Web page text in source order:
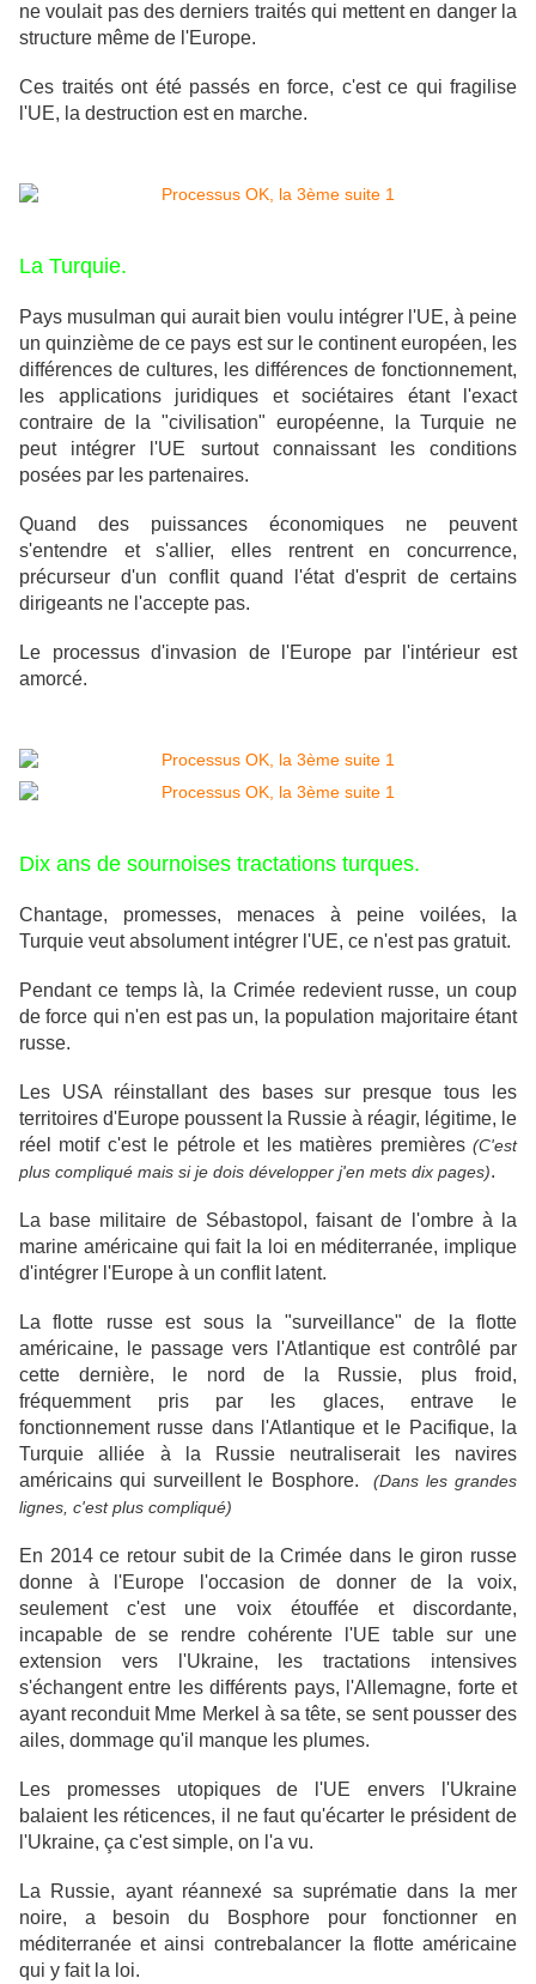
ne voulait pas des derniers traités qui mettent en danger la
structure même de l'Europe.
Ces traités ont été passés en force, c'est ce qui fragilise
l'UE, la destruction est en marche.
La Turquie.
Pays musulman qui aurait bien voulu intégrer l'UE, à peine
un quinzième de ce pays est sur le continent européen, les
différences de cultures, les différences de fonctionnement,
les applications juridiques et sociétaires étant l'exact
contraire de la "civilisation" européenne, la Turquie ne
peut intégrer l'UE surtout connaissant les conditions
posées par les partenaires.
Quand des puissances économiques ne peuvent
s'entendre et s'allier, elles rentrent en concurrence,
précurseur d'un conflit quand l'état d'esprit de certains
dirigeants ne l'accepte pas.
Le processus d'invasion de l'Europe par l'intérieur est
amorcé.
Dix ans de sournoises tractations turques.
Chantage, promesses, menaces à peine voilées, la
Turquie veut absolument intégrer l'UE, ce n'est pas gratuit.
Pendant ce temps là, la Crimée redevient russe, un coup
de force qui n'en est pas un, la population majoritaire étant
russe.
Les USA réinstallant des bases sur presque tous les
territoires d'Europe poussent la Russie à réagir, légitime, le
réel motif c'est le pétrole et les matières premières (C'est
plus compliqué mais si je dois développer j'en mets dix pages).
La base militaire de Sébastopol, faisant de l'ombre à la
marine américaine qui fait la loi en méditerranée, implique
d'intégrer l'Europe à un conflit latent.
La flotte russe est sous la "surveillance" de la flotte
américaine, le passage vers l'Atlantique est contrôlé par
cette dernière, le nord de la Russie, plus froid,
fréquemment pris par les glaces, entrave le
fonctionnement russe dans l'Atlantique et le Pacifique, la
Turquie alliée à la Russie neutraliserait les navires
américains qui surveillent le Bosphore. (Dans les grandes
lignes, c'est plus compliqué)
En 2014 ce retour subit de la Crimée dans le giron russe
donne à l'Europe l'occasion de donner de la voix,
seulement c'est une voix étouffée et discordante,
incapable de se rendre cohérente l'UE table sur une
extension vers l'Ukraine, les tractations intensives
s'échangent entre les différents pays, l'Allemagne, forte et
ayant reconduit Mme Merkel à sa tête, se sent pousser des
ailes, dommage qu'il manque les plumes.
Les promesses utopiques de l'UE envers l'Ukraine
balaient les réticences, il ne faut qu'écarter le président de
l'Ukraine, ça c'est simple, on l'a vu.
La Russie, ayant réannexé sa suprématie dans la mer
noire, a besoin du Bosphore pour fonctionner en
méditerranée et ainsi contrebalancer la flotte américaine
qui y fait la loi.